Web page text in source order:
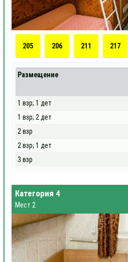
205 206 211 217
Размещение
1 взр; 1 дет
1 взр; 2 дет
2 взр
2 взр; 1 дет
3 взр
Категория 4
Мест 2